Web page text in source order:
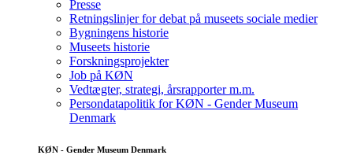
Presse
Retningslinjer for debat på museets sociale medier
Bygningens historie
Museets historie
Forskningsprojekter
Job på KØN
Vedtægter, strategi, årsrapporter m.m.
Persondatapolitik for KØN - Gender Museum
Denmark
KØN - Gender Museum Denmark